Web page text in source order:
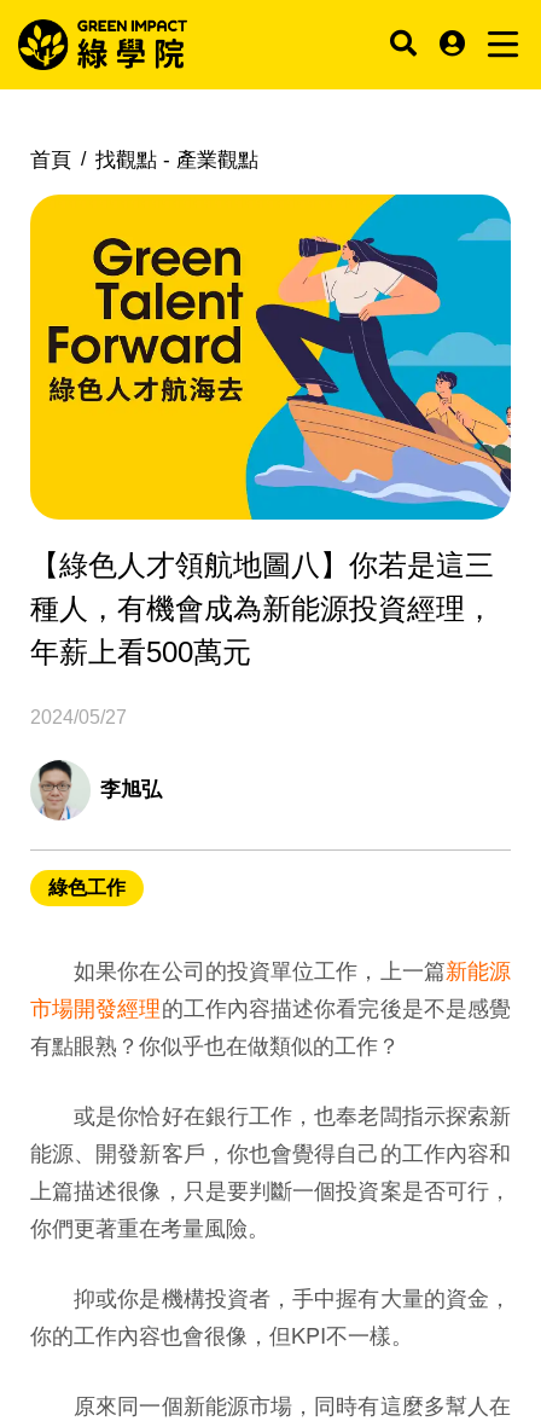
首頁 找觀點 - 產業觀點
【綠色人才領航地圖八】你若是這三
種人，有機會成為新能源投資經理，
年薪上看500萬元
2024/05/27
李旭弘
綠色工作
如果你在公司的投資單位工作，上一篇新能源
市場開發經理的工作內容描述你看完後是不是感覺
有點眼熟？你似乎也在做類似的工作？
或是你恰好在銀行工作，也奉老闆指示探索新
能源、開發新客戶，你也會覺得自己的工作內容和
上篇描述很像，只是要判斷一個投資案是否可行，
你們更著重在考量風險。
抑或你是機構投資者，手中握有大量的資金，
你的工作內容也會很像，但KPI不一樣。
原來同一個新能源市場，同時有這麼多幫人在